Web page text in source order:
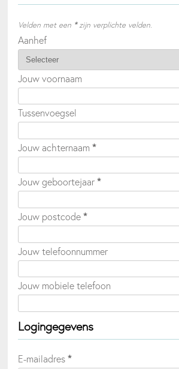
Velden met een *zijn verplichte velden.
Aanhef
Jouw voornaam
Tussenvoegsel
Jouw achternaam*
Jouw geboortejaar*
Jouw postcode*
Jouw telefoonnummer
Jouw mobiele telefoon
Logingegevens
E-mailadres*